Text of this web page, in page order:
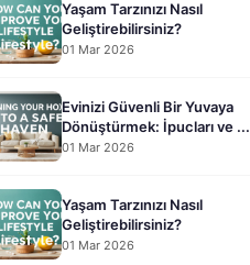
Yaşam Tarzınızı Nasıl
Geliştirebilirsiniz?
01 Mar 2026
Evinizi Güvenli Bir Yuvaya
Dönüştürmek: İpucları ve ...
01 Mar 2026
Yaşam Tarzınızı Nasıl
Geliştirebilirsiniz?
01 Mar 2026